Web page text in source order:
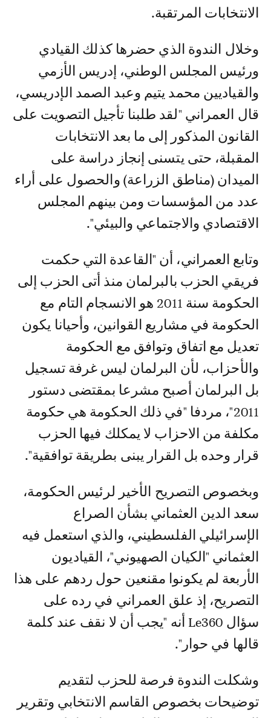
الانتخابات المرتقبة.
وخلال الندوة الذي حضرها كذلك القيادي
ورئيس المجلس الوطني، إدريس الأزمي
والقياديين محمد يتيم وعبد الصمد الإدريسي،
قال العمراني "لقد طلبنا تأجيل التصويت على
القانون المذكور إلى ما بعد الانتخابات
المقبلة، حتى يتسنى إنجاز دراسة على
الميدان (مناطق الزراعة) والحصول على أراء
عدد من المؤسسات ومن بينهم المجلس
الاقتصادي والاجتماعي والبيئي".
وتابع العمراني، أن "القاعدة التي حكمت
فريقي الحزب بالبرلمان منذ أتى الحزب إلى
الحكومة سنة 2011 هو الانسجام التام مع
الحكومة في مشاريع القوانين، وأحيانا يكون
تعديل مع اتفاق وتوافق مع الحكومة
والأحزاب، لأن البرلمان ليس غرفة تسجيل
بل البرلمان أصبح مشرعا بمقتضى دستور
2011"، مردفا "في ذلك الحكومة هي حكومة
مكلفة من الاحزاب لا يمكلك فيها الحزب
قرار وحده بل القرار يبنى بطريقة توافقية".
وبخصوص التصريح الأخير لرئيس الحكومة،
سعد الدين العثماني بشأن الصراع
الإسرائيلي الفلسطيني، والذي استعمل فيه
العثماني "الكيان الصهيوني"، القياديون
الأربعة لم يكونوا مقنعين حول ردهم على هذا
التصريح، إذ علق العمراني في رده على
سؤال Le360 أنه "يجب أن لا نقف عند كلمة
قالها في حوار".
وشكلت الندوة فرصة للحزب لتقديم
توضيحات بخصوص القاسم الانتخابي وتقرير